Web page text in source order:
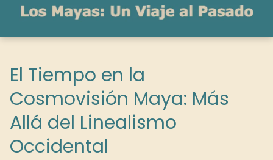
El Tiempo en la
Cosmovisión Maya: Más
Allá del Linealismo
Occidental